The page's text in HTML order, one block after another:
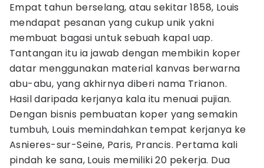
Empat tahun berselang, atau sekitar 1858, Louis
mendapat pesanan yang cukup unik yakni
membuat bagasi untuk sebuah kapal uap.
Tantangan itu ia jawab dengan membikin koper
datar menggunakan material kanvas berwarna
abu-abu, yang akhirnya diberi nama Trianon.
Hasil daripada kerjanya kala itu menuai pujian.
Dengan bisnis pembuatan koper yang semakin
tumbuh, Louis memindahkan tempat kerjanya ke
Asnieres-sur-Seine, Paris, Prancis. Pertama kali
pindah ke sana, Louis memiliki 20 pekerja. Dua